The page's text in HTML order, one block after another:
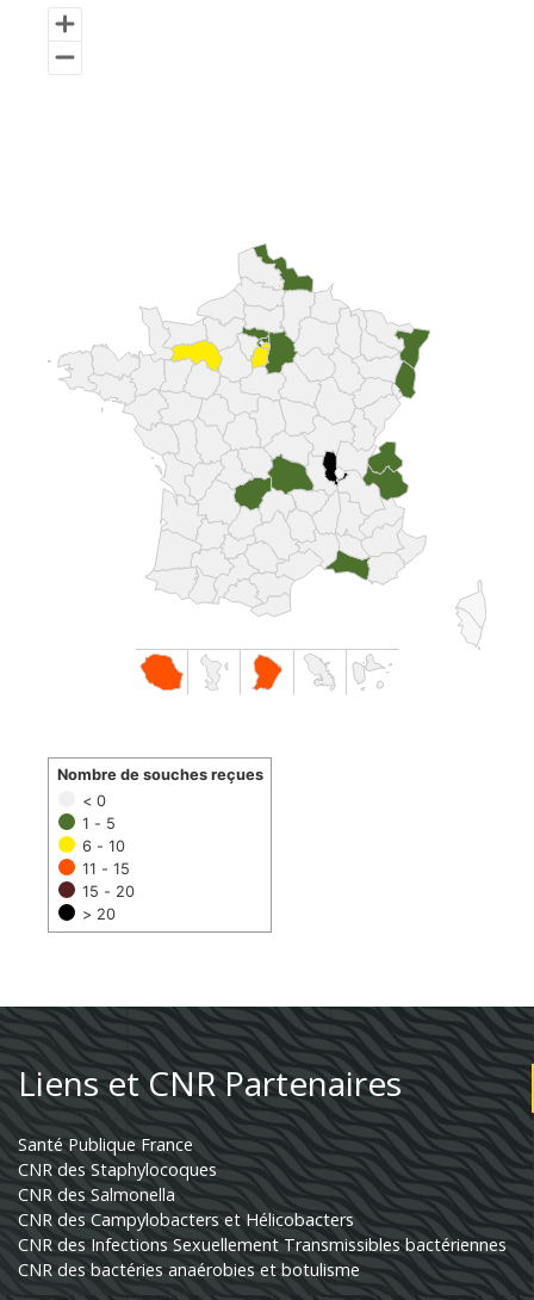
< 0
1 - 5
6 - 10
11 - 15
15 - 20
> 20
Nombre de souches reçues
Liens et CNR Partenaires
Santé Publique France
CNR des Staphylocoques
CNR des Salmonella
CNR des Campylobacters et Hélicobacters
CNR des Infections Sexuellement Transmissibles bactériennes
CNR des bactéries anaérobies et botulisme